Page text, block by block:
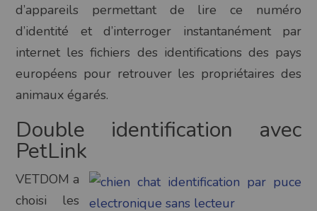
d’appareils permettant de lire ce numéro
d’identité et d’interroger instantanément par
internet les fichiers des identifications des pays
européens pour retrouver les propriétaires des
animaux égarés.
Double identification avec
PetLink
VETDOM a
choisi les